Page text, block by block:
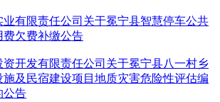
业有限责任公司关于冕宁县智慧停车公共
费欠费补缴公告
资开发有限责任公司关于冕宁县八一村乡
及民宿建设项目地质灾害危险性评估编
公告